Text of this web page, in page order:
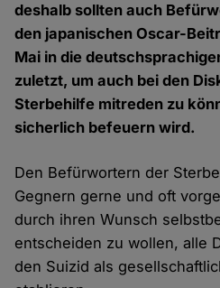
deshalb sollten auch
den japanischen Oscar-
Mai in die
zuletzt, um auch bei den
Sterbehilfe mitreden zu
sicherlich befeuern wird.
Den Befürwortern der
Gegnern gerne und oft
durch ihren Wunsch
entscheiden zu wollen, alle
den Suizid als